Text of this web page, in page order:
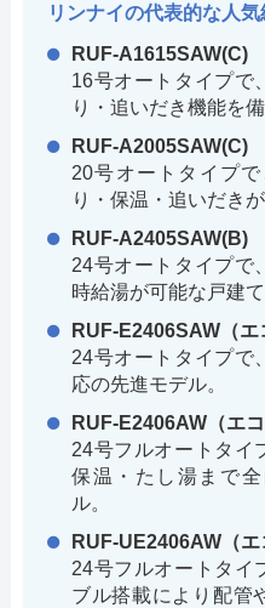
リンナイの代表的な人
RUF-A1615SAW(C)
16号オートタイプで
り・追いだき機能を
RUF-A2005SAW(C)
20号オートタイプ
り・保温・追いだき
RUF-A2405SAW(B)
24号オートタイプで
時給湯が可能な戸建
RUF-E2406SAW（エ
24号オートタイプで
応の先進モデル。
RUF-E2406AW（エコ
24号フルオートタイ
保温・たし湯まで
ル。
RUF-UE2406AW（エ
24号フルオートタイ
ブル搭載により配管